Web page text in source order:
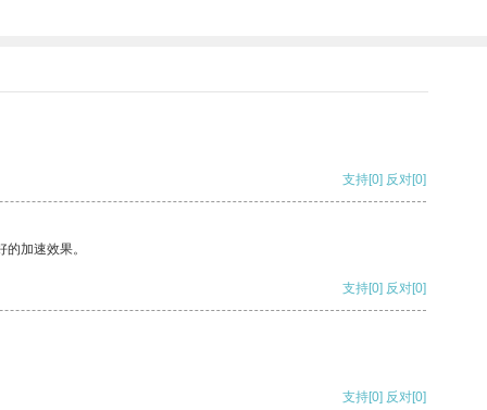
支持[0] 反对[0]
加速效果。
支持[0] 反对[0]
支持[0] 反对[0]